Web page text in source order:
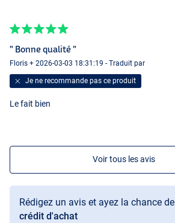
" Bonne qualité "
Floris + 2026-03-03 18:31:19 - Traduit par
Je ne recommande pas ce produit
Le fait bien
Voir tous les avis
Rédigez un avis et ayez la chance
crédit d'achat